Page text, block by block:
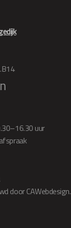
uur
door CAWebdesign.